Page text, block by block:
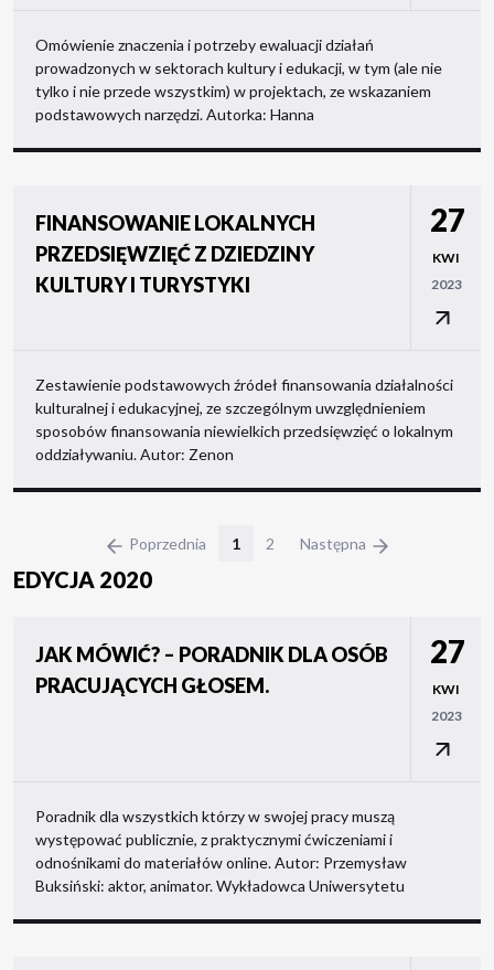
Omówienie znaczenia i potrzeby ewaluacji działań
prowadzonych w sektorach kultury i edukacji, w tym (ale nie
tylko i nie przede wszystkim) w projektach, ze wskazaniem
podstawowych narzędzi. Autorka: Hanna
FINANSOWANIE LOKALNYCH
PRZEDSIĘWZIĘĆ Z DZIEDZINY
KULTURY I TURYSTYKI
27
KWI
2023
Zestawienie podstawowych źródeł finansowania działalności
kulturalnej i edukacyjnej, ze szczególnym uwzględnieniem
sposobów finansowania niewielkich przedsięwzięć o lokalnym
oddziaływaniu. Autor: Zenon
Poprzednia 1 2 Następna
EDYCJA 2020
JAK MÓWIĆ? – PORADNIK DLA OSÓB
PRACUJĄCYCH GŁOSEM.
27
KWI
2023
Poradnik dla wszystkich którzy w swojej pracy muszą
występować publicznie, z praktycznymi ćwiczeniami i
odnośnikami do materiałów online. Autor: Przemysław
Buksiński: aktor, animator. Wykładowca Uniwersytetu